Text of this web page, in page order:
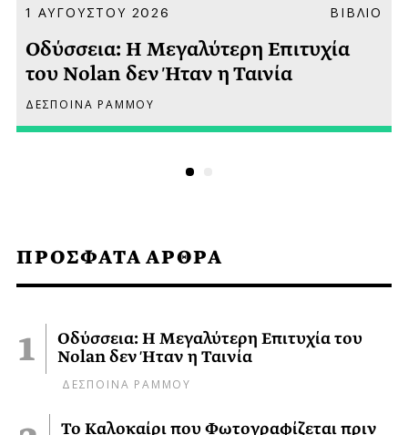
ΠΡΟΣΦΑΤΑ ΑΡΘΡΑ
Οδύσσεια: Η Μεγαλύτερη Επιτυχία του
Nolan δεν Ήταν η Ταινία
ΔΕΣΠΟΙΝΑ ΡΑΜΜΟΥ
Το Καλοκαίρι που Φωτογραφίζεται πριν
1 ΑΥΓΟΥΣΤΟΥ 2026 ΒΙΒΛΙΟ
Οδύσσεια: Η Μεγαλύτερη Επιτυχία
του Nolan δεν Ήταν η Ταινία
ΔΕΣΠΟΙΝΑ ΡΑΜΜΟΥ